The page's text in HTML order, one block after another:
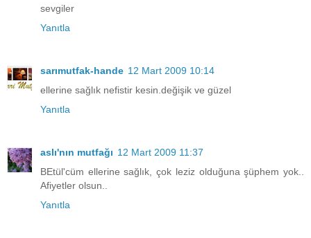
sevgiler
Yanıtla
sarımutfak-hande 12 Mart 2009 10:14
ellerine sağlık nefistir kesin.değişik ve güzel
Yanıtla
aslı'nın mutfağı 12 Mart 2009 11:37
BEtül'cüm ellerine sağlık, çok leziz olduğuna şüphem yok..
Afiyetler olsun..
Yanıtla